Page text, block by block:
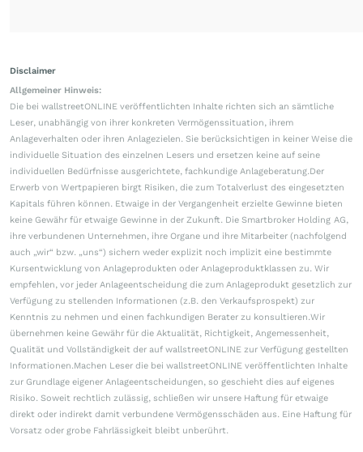
Disclaimer
Allgemeiner Hinweis:
Die bei wallstreetONLINE veröffentlichten Inhalte richten sich an sämtliche
Leser, unabhängig von ihrer konkreten Vermögenssituation, ihrem
Anlageverhalten oder ihren Anlagezielen. Sie berücksichtigen in keiner Weise die
individuelle Situation des einzelnen Lesers und ersetzen keine auf seine
individuellen Bedürfnisse ausgerichtete, fachkundige Anlageberatung.Der
Erwerb von Wertpapieren birgt Risiken, die zum Totalverlust des eingesetzten
Kapitals führen können. Etwaige in der Vergangenheit erzielte Gewinne bieten
keine Gewähr für etwaige Gewinne in der Zukunft. Die Smartbroker Holding AG,
ihre verbundenen Unternehmen, ihre Organe und ihre Mitarbeiter (nachfolgend
auch „wir“ bzw. „uns“) sichern weder explizit noch implizit eine bestimmte
Kursentwicklung von Anlageprodukten oder Anlageproduktklassen zu. Wir
empfehlen, vor jeder Anlageentscheidung die zum Anlageprodukt gesetzlich zur
Verfügung zu stellenden Informationen (z.B. den Verkaufsprospekt) zur
Kenntnis zu nehmen und einen fachkundigen Berater zu konsultieren.Wir
übernehmen keine Gewähr für die Aktualität, Richtigkeit, Angemessenheit,
Qualität und Vollständigkeit der auf wallstreetONLINE zur Verfügung gestellten
Informationen.Machen Leser die bei wallstreetONLINE veröffentlichten Inhalte
zur Grundlage eigener Anlageentscheidungen, so geschieht dies auf eigenes
Risiko. Soweit rechtlich zulässig, schließen wir unsere Haftung für etwaige
direkt oder indirekt damit verbundene Vermögensschäden aus. Eine Haftung für
Vorsatz oder grobe Fahrlässigkeit bleibt unberührt.